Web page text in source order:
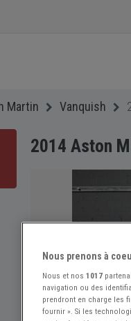
Martin Vanquish
2014 Aston
Nous prenons à
Nous et nos 1017
navigation ou des
prendront en charge les
fournir ». Si les